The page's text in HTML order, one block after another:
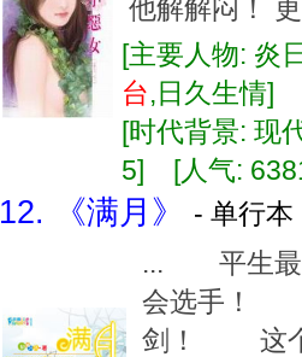
他解解闷！
[主要人物:
台,日久生情]
[时代背景:
5] [人气:
12. 《满月》
- 单行
... 平生最
会选手！
剑！ 这个